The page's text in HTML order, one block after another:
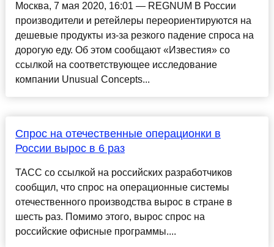
Москва, 7 мая 2020, 16:01 — REGNUM В России
производители и ретейлеры переориентируются на
дешевые продукты из-за резкого падение спроса на
дорогую еду. Об этом сообщают «Известия» со
ссылкой на соответствующее исследование
компании Unusual Concepts...
Спрос на отечественные операционки в
России вырос в 6 раз
ТАСС со ссылкой на российских разработчиков
сообщил, что спрос на операционные системы
отечественного производства вырос в стране в
шесть раз. Помимо этого, вырос спрос на
российские офисные программы....